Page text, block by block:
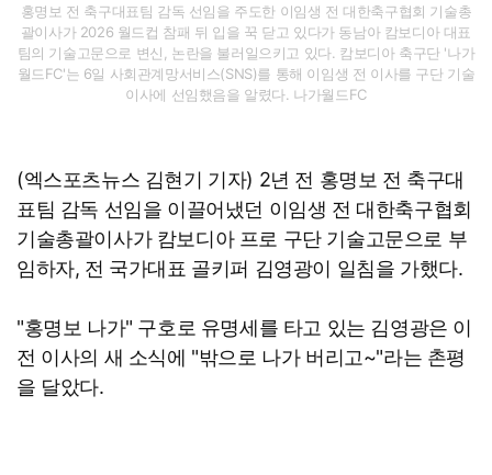
홍명보 전 축구대표팀 감독 선임을 주도한 이임생 전 대한축구협회 기술총
괄이사가 2026 월드컵 참패 뒤 입을 꾹 닫고 있다가 동남아 캄보디아 대표
팀의 기술고문으로 변신, 논란을 불러일으키고 있다. 캄보디아 축구단 '나가
월드FC'는 6일 사회관계망서비스(SNS)를 통해 이임생 전 이사를 구단 기술
이사에 선임했음을 알렸다. 나가월드FC
​(엑스포츠뉴스 김현기 기자) 2년 전 홍명보 전 축구대
표팀 감독 선임을 이끌어냈던 이임생 전 대한축구협회
기술총괄이사가 캄보디아 프로 구단 기술고문으로 부
임하자, 전 국가대표 골키퍼 김영광이 일침을 가했다.
"홍명보 나가" 구호로 유명세를 타고 있는 김영광은 이
전 이사의 새 소식에 "밖으로 나가 버리고~"라는 촌평
을 달았다.